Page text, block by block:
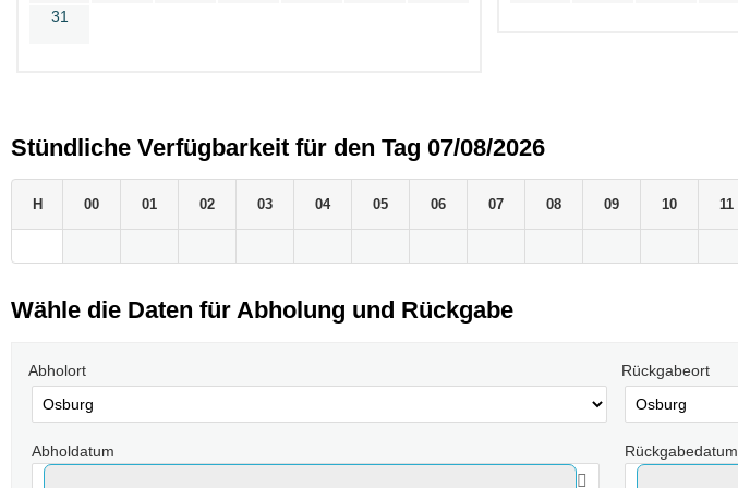
31
Stündliche Verfügbarkeit für den Tag 07/08/2026
H 00 01 02 03 04 05 06 07 08 09 10 11
Wähle die Daten für Abholung und Rückgabe
Abholort Rückgabeort
Abholdatum Rückgabedatum